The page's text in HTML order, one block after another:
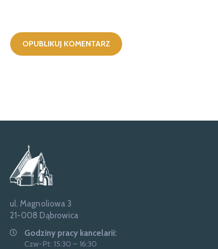
ul. Magnoliowa 3
21-008 Dąbrowica
Godziny pracy kancelarii:
Czw-Pt: 15:30 – 16:30